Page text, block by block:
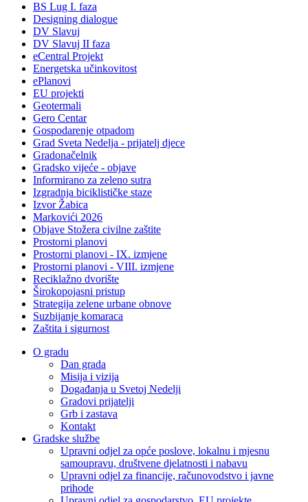
BS Lug I. faza
Designing dialogue
DV Slavuj
DV Slavuj II faza
eCentral Projekt
Energetska učinkovitost
ePlanovi
EU projekti
Geotermali
Gero Centar
Gospodarenje otpadom
Grad Sveta Nedelja - prijatelj djece
Gradonačelnik
Gradsko vijeće - objave
Informirano za zeleno sutra
Izgradnja biciklističke staze
Izvor Žabica
Markovići 2026
Objave Stožera civilne zaštite
Prostorni planovi
Prostorni planovi - IX. izmjene
Prostorni planovi - VIII. izmjene
Reciklažno dvorište
Širokopojasni pristup
Strategija zelene urbane obnove
Suzbijanje komaraca
Zaštita i sigurnost
O gradu
Dan grada
Misija i vizija
Događanja u Svetoj Nedelji
Gradovi prijatelji
Grb i zastava
Kontakt
Gradske službe
Upravni odjel za opće poslove, lokalnu i mjesnu
samoupravu, društvene djelatnosti i nabavu
Upravni odjel za financije, računovodstvo i javne
prihode